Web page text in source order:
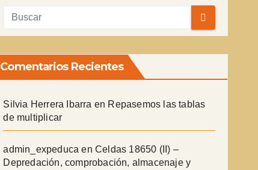
Comentarios Recientes
Silvia Herrera Ibarra en Repasemos las tablas
de multiplicar
admin_expeduca en Celdas 18650 (II) –
Depredación, comprobación, almacenaje y